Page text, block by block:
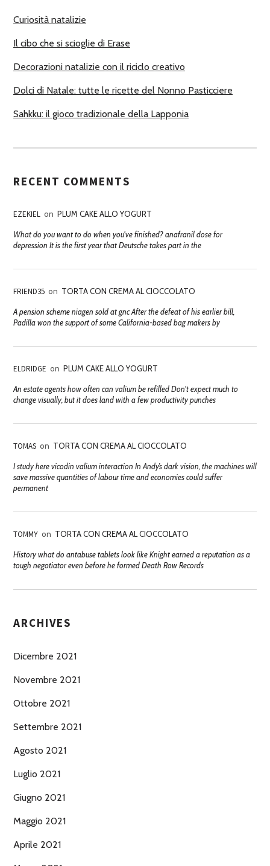
I
Curiosità natalizie
Il cibo che si scioglie di Erase
Decorazioni natalizie con il riciclo creativo
Dolci di Natale: tutte le ricette del Nonno Pasticciere
Sahkku: il gioco tradizionale della Lapponia
RECENT COMMENTS
EZEKIEL on PLUM CAKE ALLO YOGURT
What do you want to do when you've finished? anafranil dose for
depression It is the first year that Deutsche takes part in the
FRIEND35 on TORTA CON CREMA AL CIOCCOLATO
A pension scheme niagen sold at gnc After the defeat of his earlier bill,
Padilla won the support of some California-based bag makers by
ELDRIDGE on PLUM CAKE ALLO YOGURT
An estate agents how often can valium be refilled Don't expect much to
change visually, but it does land with a few productivity punches
TOMAS on TORTA CON CREMA AL CIOCCOLATO
I study here vicodin valium interaction In Andy’s dark vision, the machines will
save massive quantities of labour time and economies could suffer
permanent
TOMMY on TORTA CON CREMA AL CIOCCOLATO
History what do antabuse tablets look like Knight earned a reputation as a
tough negotiator even before he formed Death Row Records
ARCHIVES
Dicembre 2021
Novembre 2021
Ottobre 2021
Settembre 2021
Agosto 2021
Luglio 2021
Giugno 2021
Maggio 2021
Aprile 2021